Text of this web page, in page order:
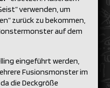
verwenden, um
zurück zu bekommen,
auf dem
eingeführt werden,
Fusionsmonster im
die Deckgröße